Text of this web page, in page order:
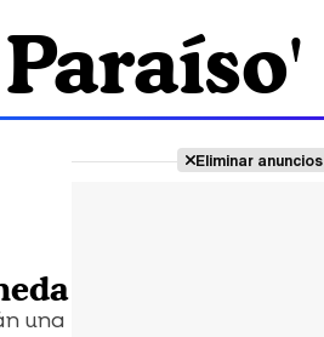
una
Eliminar anuncios